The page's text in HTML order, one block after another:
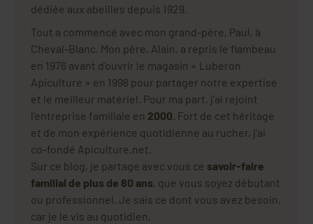
dédiée aux abeilles depuis 1929.
Tout a commencé avec mon grand-père, Paul, à
Cheval-Blanc. Mon père, Alain, a repris le flambeau
en 1976 avant d'ouvrir le magasin « Luberon
Apiculture » en 1998 pour partager notre expertise
et le meilleur matériel. Pour ma part, j'ai rejoint
l'entreprise familiale en 2000. Fort de cet héritage
et de mon expérience quotidienne au rucher, j'ai
co-fondé Apiculture.net.
Sur ce blog, je partage avec vous ce savoir-faire
familial de plus de 80 ans, que vous soyez débutant
ou professionnel. Je sais ce dont vous avez besoin,
car je le vis au quotidien.